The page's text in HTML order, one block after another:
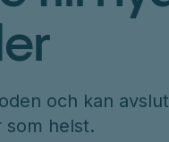
och kan
som helst.